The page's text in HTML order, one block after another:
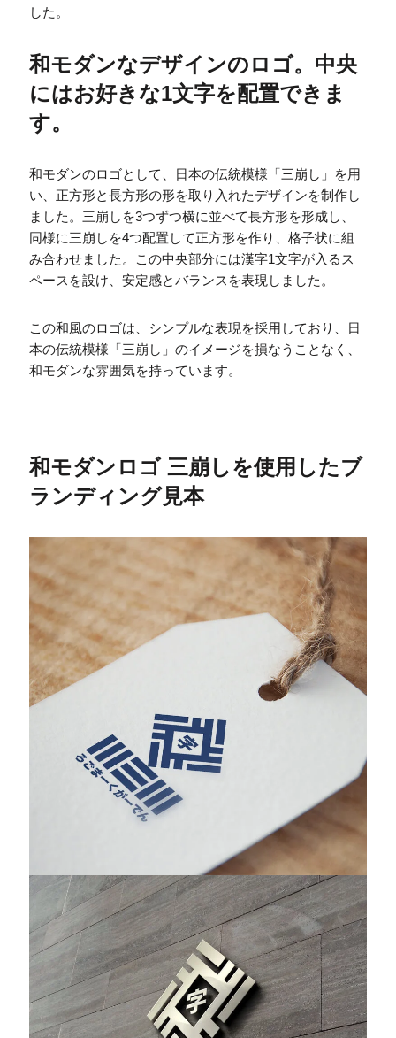
した。
和モダンなデザインのロゴ。中央
にはお好きな1文字を配置できま
す。
和モダンのロゴとして、日本の伝統模様「三崩し」を用
い、正方形と長方形の形を取り入れたデザインを制作し
ました。三崩しを3つずつ横に並べて長方形を形成し、
同様に三崩しを4つ配置して正方形を作り、格子状に組
み合わせました。この中央部分には漢字1文字が入るス
ペースを設け、安定感とバランスを表現しました。
この和風のロゴは、シンプルな表現を採用しており、日
本の伝統模様「三崩し」のイメージを損なうことなく、
和モダンな雰囲気を持っています。
和モダンロゴ 三崩しを使用したブ
ランディング見本